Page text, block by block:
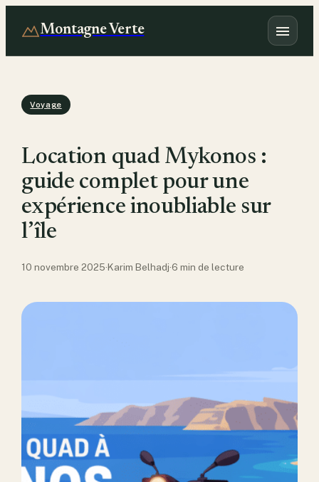
Montagne Verte
Voyage
Location quad Mykonos :
guide complet pour une
expérience inoubliable sur
l’île
10 novembre 2025·Karim Belhadj·6 min de lecture